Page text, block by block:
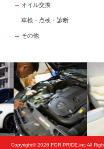
オイル交換
車検・点検・診断
その他
Copyright© 2026 FOR PRIDE.inc All